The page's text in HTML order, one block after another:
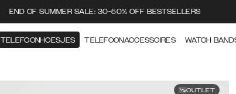
END OF SUMMER SALE: 30-50% OFF BESTSELLERS
TELEFOONHOESJES TELEFOONACCESSOIRES WATCH
OUTLET